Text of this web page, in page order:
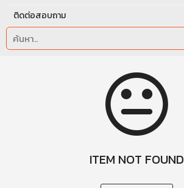
ติดต่อสอบถาม
ITEM NOT FOUND